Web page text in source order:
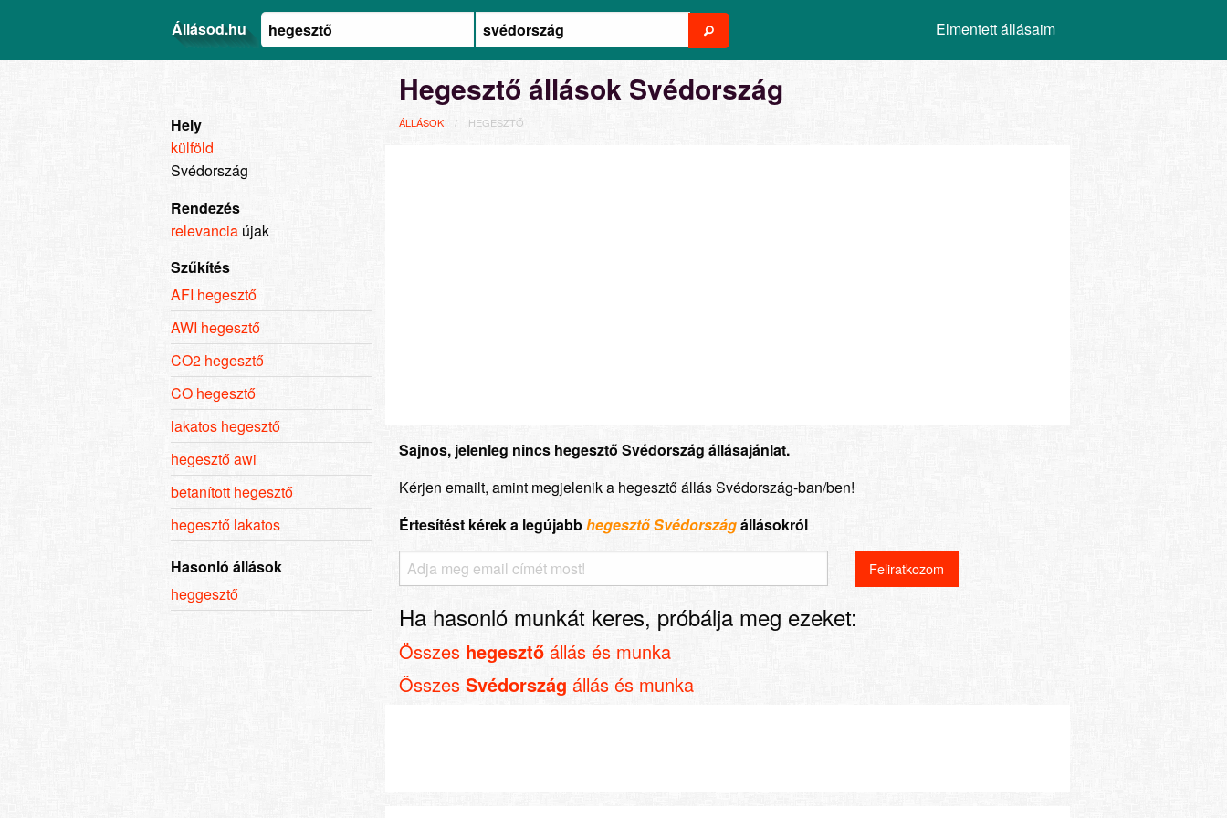
Állásod.hu Elmentett állásaim
Hegesztő állások Svédország
ÁLLÁSOK HEGESZTŐ
Sajnos, jelenleg nincs hegesztő Svédország állásajánlat.
Kérjen emailt, amint megjelenik a hegesztő állás Svédország-ban/ben!
Értesítést kérek a legújabbhegesztő Svédországállásokról
Ha hasonló munkát keres, próbálja meg ezeket:
Összes hegesztő állás és munka
Összes Svédország állás és munka
Hely
külföld
Svédország
Rendezés
relevancia újak
Szűkítés
AFI hegesztő
AWI hegesztő
CO2 hegesztő
CO hegesztő
lakatos hegesztő
hegesztő awi
betanított hegesztő
hegesztő lakatos
Hasonló állások
heggesztő